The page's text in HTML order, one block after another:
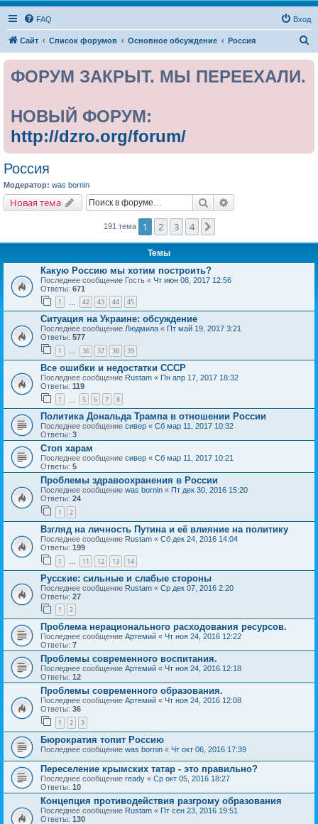
FAQ Вход
Сайт Список форумов Основное обсуждение Россия
ФОРУМ ЗАКРЫТ. МЫ ПЕРЕЕХАЛИ.
НОВЫЙ ФОРУМ:
http://dzro.org/forum/
Россия
Модератор: was bornin
Новая тема Поиск
191 тема 1 2 3 4
Темы
Какую Россию мы хотим построить?
Последнее сообщение Гость « Чт июн 08, 2017 12:56
Ответы: 671
1 42 43 44 45
Ситуация на Украине: обсуждение
Последнее сообщение Людмила « Пт май 19, 2017 3:21
Ответы: 577
1 … 36 37 38 39
Все ошибки и недостатки СССР
Последнее сообщение Rustam « Пн апр 17, 2017 18:32
Ответы: 119
1 5 6 7 8
Политика Дональда Трампа в отношении России
Последнее сообщение сивер « Сб мар 11, 2017 10:32
Ответы: 3
Стоп харам
Последнее сообщение сивер « Сб мар 11, 2017 10:21
Ответы: 5
Проблемы здравоохранения в России
Последнее сообщение was bornin « Пт дек 30, 2016 15:20
Ответы: 24
1 2
Взгляд на личность Путина и её влияние на политику
Последнее сообщение Rustam « Сб дек 24, 2016 14:04
Ответы: 199
1 … 11 12 13 14
Русские: сильные и слабые стороны
Последнее сообщение Rustam « Ср дек 07, 2016 2:20
Ответы: 27
1 2
Проблема нерационального расходования ресурсов.
Последнее сообщение Артемий « Чт ноя 24, 2016 12:22
Ответы: 7
Проблемы современного воспитания.
Последнее сообщение Артемий « Чт ноя 24, 2016 12:18
Ответы: 12
Проблемы современного образования.
Последнее сообщение Артемий « Чт ноя 24, 2016 12:08
Ответы: 36
1 2 3
Бюрократия топит Россию
Последнее сообщение was bornin « Чт окт 06, 2016 17:39
Переселение крымских татар - это правильно?
Последнее сообщение ready « Ср окт 05, 2016 18:27
Ответы: 10
Концепция противодействия разгрому образования
Последнее сообщение Rustam « Пт сен 23, 2016 19:51
Ответы: 130